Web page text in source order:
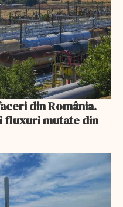
din România.
fluxuri mutate din